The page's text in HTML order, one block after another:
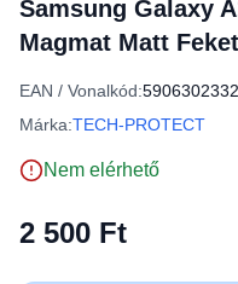
Samsung Galaxy
Magmat Matt
EAN / Vonalkód:
Márka:TECH-PROTECT
Nem elérhető
2 500 Ft